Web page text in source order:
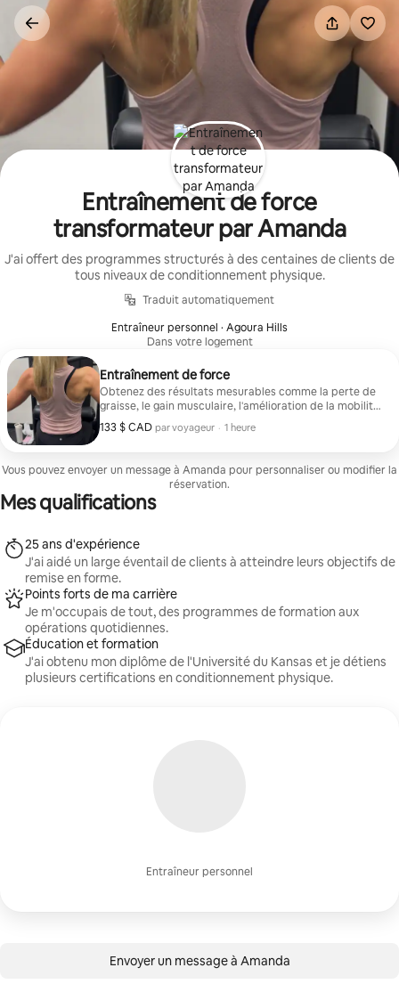
Aller
directement
contenu
Entraînement de force
transformateur par Amanda
J'ai offert des programmes structurés à des centaines de clients de
tous niveaux de conditionnement physique.
Traduit automatiquement
Entraîneur personnel · Agoura Hills
Dans votre logement
Entraînement de force
Obtenez des résultats mesurables comme la perte de
graisse, le gain musculaire, l'amélioration de la mobilité
et la réduction de la douleur grâce à des conseils de
soutien.
133 $ CAD par voyageur
133 $ CAD par voyageur
, · 1 heure
Vous pouvez envoyer un message à Amanda pour personnaliser ou modifier la
réservation.
Mes qualifications
Entraîneur personnel
25 ans d'expérience
J'ai aidé un large éventail de clients à atteindre leurs objectifs de
remise en forme.
Points forts de ma carrière
Je m'occupais de tout, des programmes de formation aux
opérations quotidiennes.
Éducation et formation
J'ai obtenu mon diplôme de l'Université du Kansas et je détiens
plusieurs certifications en conditionnement physique.
Envoyer un message à Amanda